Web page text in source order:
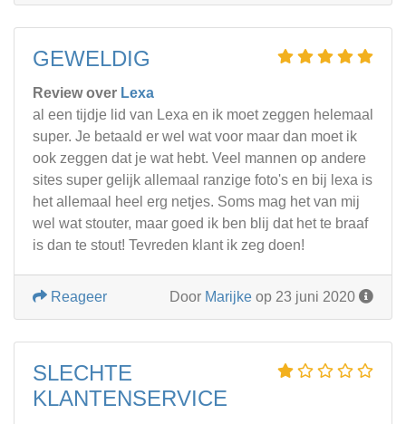
GEWELDIG
Review over Lexa
al een tijdje lid van Lexa en ik moet zeggen helemaal
super. Je betaald er wel wat voor maar dan moet ik
ook zeggen dat je wat hebt. Veel mannen op andere
sites super gelijk allemaal ranzige foto's en bij lexa is
het allemaal heel erg netjes. Soms mag het van mij
wel wat stouter, maar goed ik ben blij dat het te braaf
is dan te stout! Tevreden klant ik zeg doen!
Door Marijke op 23 juni 2020
Reageer
SLECHTE
KLANTENSERVICE